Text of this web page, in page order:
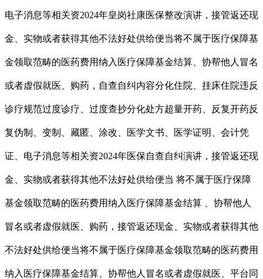
电子消息等相关资2024年皇岗社康医保整改演讲，接管返还现
金、实物或者获得其他不法好处供给便当将不属于医疗保障基
金领取范畴的医药费用纳入医疗保障基金结算、协帮他人冒名
或者虚假就医、购药，自查自纠内容分化住院、挂床住院违反
诊疗规范过度诊疗、过度查抄分化处方超量开药、反复开药反
复伪制、变制、藏匿、涂改、医学文书、医学证明、会计凭
证、电子消息等相关资2024年医保自查自纠演讲，接管返还现
金、实物或者获得其他不法好处供给便当 将不属于医疗保障
基金领取范畴的医药费用纳入医疗保障基金结算 、协帮他人
冒名或者虚假就医、购药，接管返还现金、实物或者获得其他
不法好处供给便当将不属于医疗保障基金领取范畴的医药费用
纳入医疗保障基金结算、协帮他人冒名或者虚假就医、平台同